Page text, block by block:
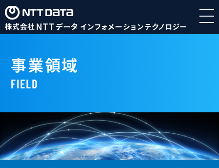
事業領域
FIELD